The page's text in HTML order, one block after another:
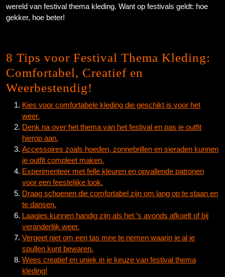
wereld van festival thema kleding. Want op festivals geldt: hoe
gekker, hoe beter!
8 Tips voor Festival Thema Kleding:
Comfortabel, Creatief en
Weerbestendig!
Kies voor comfortabele kleding die geschikt is voor het
weer.
Denk na over het thema van het festival en pas je outfit
hierop aan.
Accessoires zoals hoeden, zonnebrillen en sieraden kunnen
je outfit compleet maken.
Experimenteer met felle kleuren en opvallende patronen
voor een feestelijke look.
Draag schoenen die comfortabel zijn om lang op te staan en
te dansen.
Laagjes kunnen handig zijn als het ’s avonds afkoelt of bij
veranderlijk weer.
Vergeet niet om een tas mee te nemen waarin je al je
spullen kunt bewaren.
Wees creatief en uniek in je keuze van festival thema
kleding!